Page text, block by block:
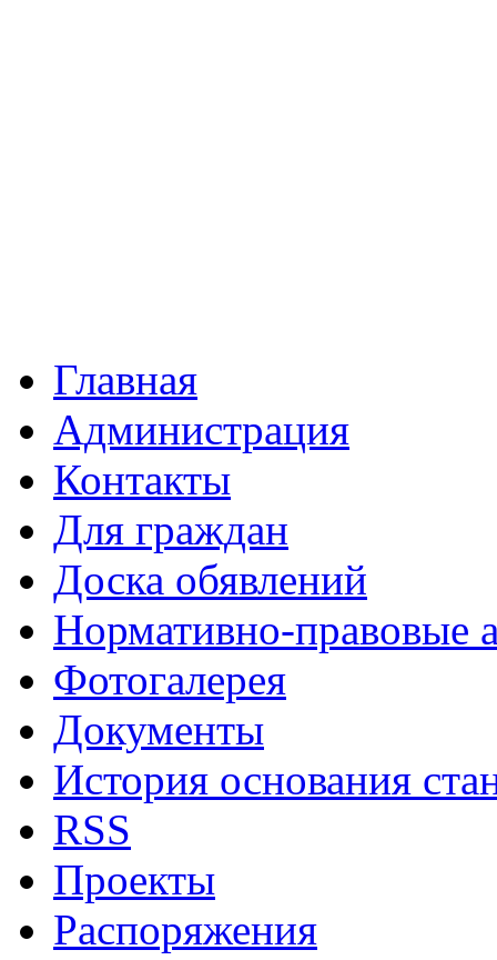
Главная
Администрация
Контакты
Для граждан
Доска обявлений
Нормативно-правовые
Фотогалерея
Документы
История основания
RSS
Проекты
Распоряжения